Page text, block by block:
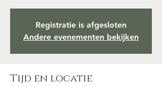
Registratie is afgesloten
Andere evenementen bekijken
Tijd en locatie